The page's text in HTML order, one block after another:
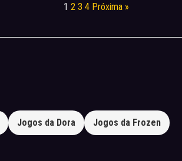
1 2 3 4 Próxima »
Jogos da Dora Jogos da Frozen